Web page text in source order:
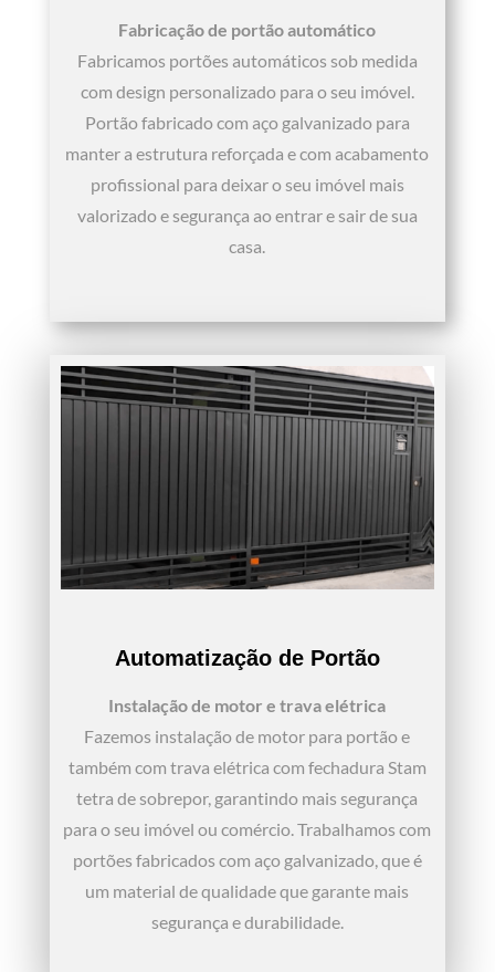
Fabricação de portão automático
Fabricamos portões automáticos sob medida
com design personalizado para o seu imóvel.
Portão fabricado com aço galvanizado para
manter a estrutura reforçada e com acabamento
profissional para deixar o seu imóvel mais
valorizado e segurança ao entrar e sair de sua
casa.
Automatização de Portão
Instalação de motor e trava elétrica
Fazemos instalação de motor para portão e
também com trava elétrica com fechadura Stam
tetra de sobrepor, garantindo mais segurança
para o seu imóvel ou comércio. Trabalhamos com
portões fabricados com aço galvanizado, que é
um material de qualidade que garante mais
segurança e durabilidade.